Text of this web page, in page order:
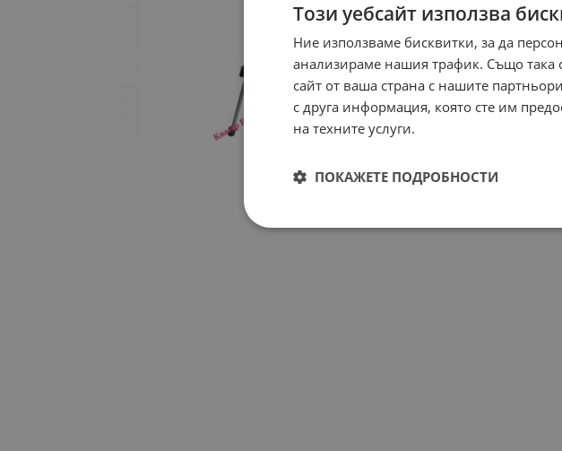
Този уебсайт използва
Ние използваме бисквитки, за да
анализираме нашия трафик. Също така
сайт от ваша страна с нашите
с друга информация, която сте им
на техните услуги.
ПОКАЖЕТЕ ПОДРОБНОСТИ